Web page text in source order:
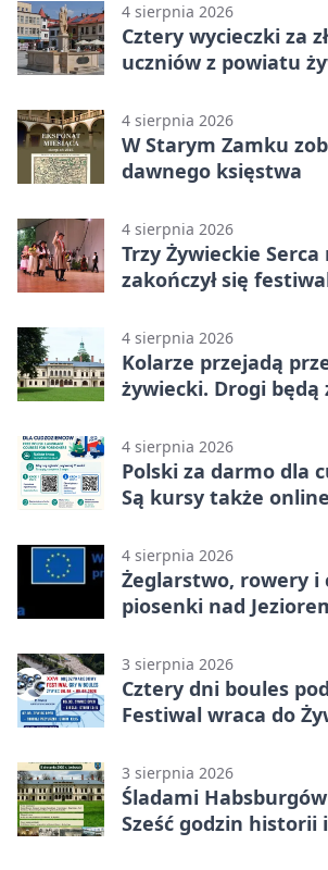
4 sierpnia 2026
Cztery wycieczki za
uczniów z powiatu
4 sierpnia 2026
W Starym Zamku
dawnego księstwa
4 sierpnia 2026
Trzy Żywieckie Serca
zakończył się
4 sierpnia 2026
Kolarze przejadą
żywiecki. Drogi będą
4 sierpnia 2026
Polski za darmo dla
Są kursy także online
4 sierpnia 2026
Żeglarstwo, rowery i
piosenki nad
3 sierpnia 2026
Cztery dni boules
Festiwal wraca do
3 sierpnia 2026
Śladami
Sześć godzin historii